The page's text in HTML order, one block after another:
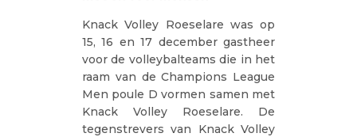
Knack Volley Roeselare was op
15, 16 en 17 december gastheer
voor de volleybalteams die in het
raam van de Champions League
Men poule D vormen samen met
Knack Volley Roeselare. De
tegenstrevers van Knack Volley